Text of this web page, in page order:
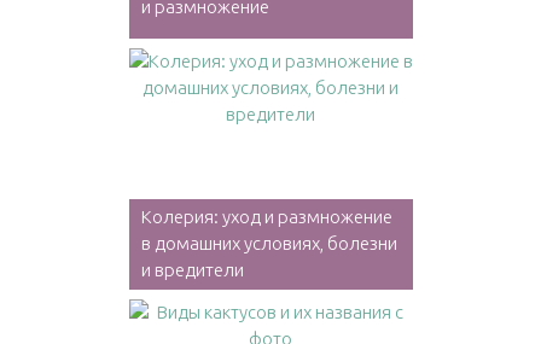
и размножение
Колерия: уход и размножение
в домашних условиях, болезни
и вредители